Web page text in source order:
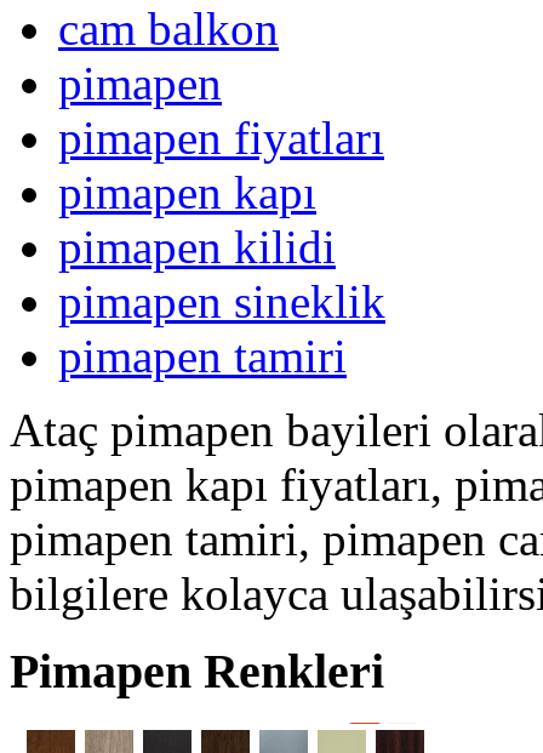
cam balkon
pimapen
pimapen fiyatları
pimapen kapı
pimapen kilidi
pimapen sineklik
pimapen tamiri
Ataç pimapen bayileri
pimapen kapı fiyatları,
pimapen tamiri, pimapen
bilgilere kolayca
Pimapen Renkleri